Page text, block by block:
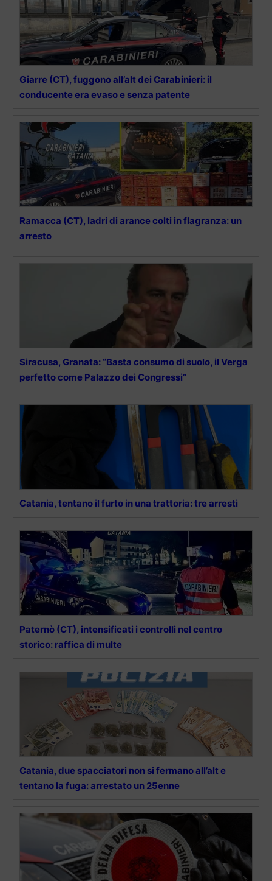
Giarre (CT), fuggono all’alt dei Carabinieri: il
conducente era evaso e senza patente
Ramacca (CT), ladri di arance colti in flagranza: un
arresto
Siracusa, Granata: “Basta consumo di suolo, il Verga
perfetto come Palazzo dei Congressi”
Catania, tentano il furto in una trattoria: tre arresti
Paternò (CT), intensificati i controlli nel centro
storico: raffica di multe
Catania, due spacciatori non si fermano all’alt e
tentano la fuga: arrestato un 25enne